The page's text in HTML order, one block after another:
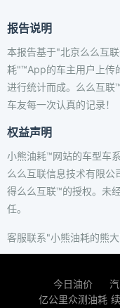
报告说明
本报告基于"北京么么互
耗"™App的车主用户上传
进行统计而成。么么互联
车友每一次认真的记录！
权益声明
小熊油耗™网站的车型车
么么互联信息技术有限公
得么么互联™的授权。未
任。
客服联系"小熊油耗的熊
今日油价
亿公里众测油耗